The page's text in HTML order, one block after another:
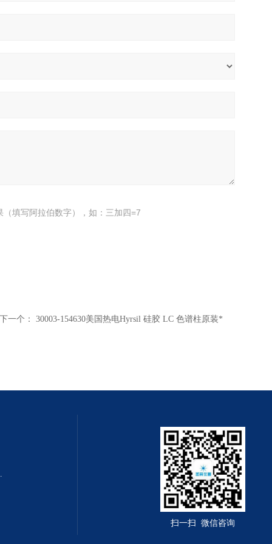
（填写阿拉伯数字），如：三加四=7
下一个： 30003-154630美国热电Hyrsil 硅胶 LC 色谱柱原装*
0.32mm
扫一扫 微信咨询